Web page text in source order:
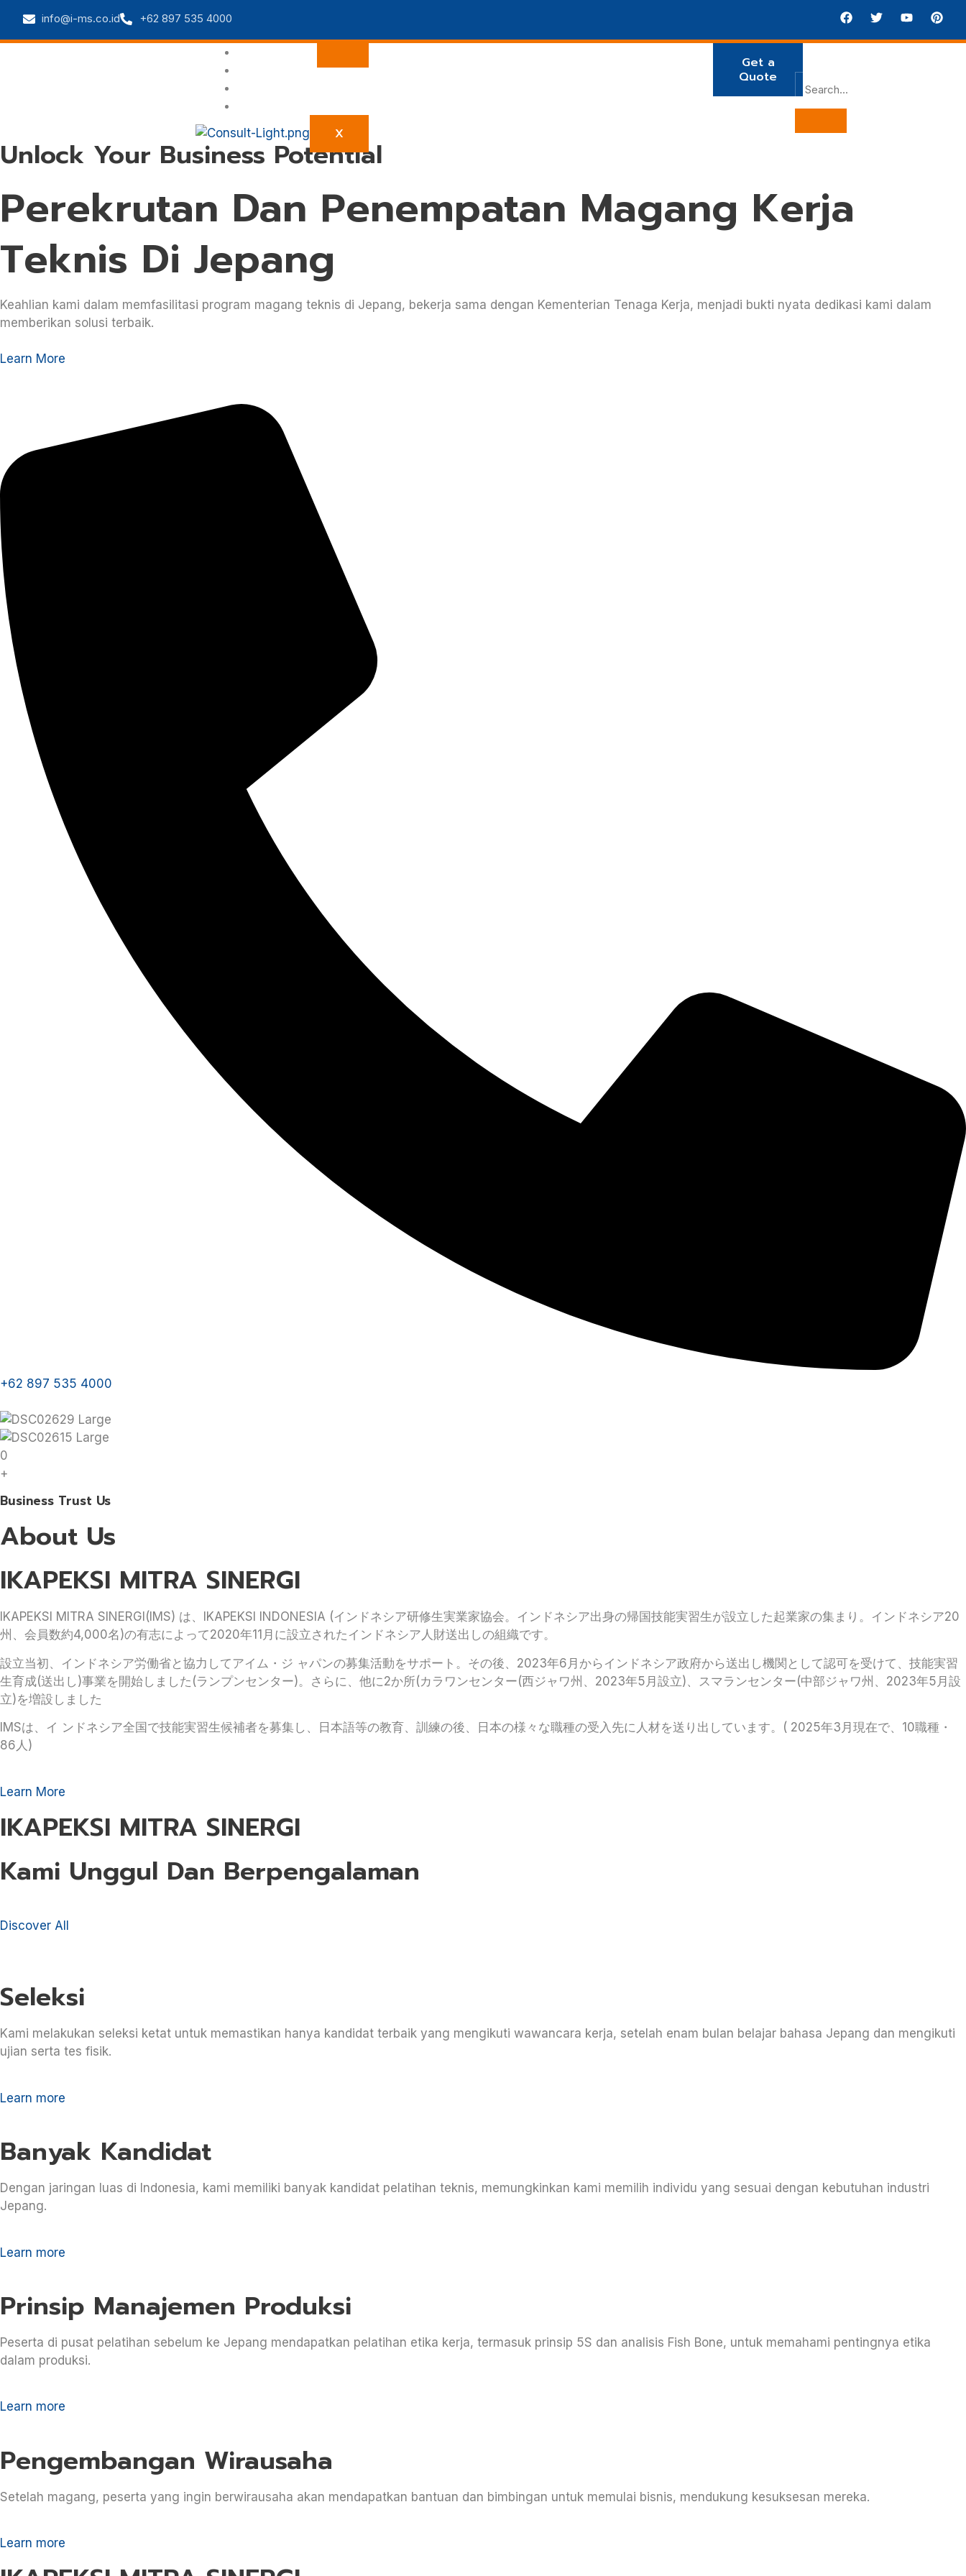
info@i-ms.co.id +62 897 535 4000
X
Get a
Quote
Unlock Your Business Potential
Perekrutan Dan Penempatan Magang Kerja
Teknis Di Jepang
Keahlian kami dalam memfasilitasi program magang teknis di Jepang, bekerja sama dengan Kementerian Tenaga Kerja, menjadi bukti nyata dedikasi kami dalam
memberikan solusi terbaik.
Learn More
+62 897 535 4000
0
+
Business Trust Us
About Us
IKAPEKSI MITRA SINERGI
IKAPEKSI MITRA SINERGI(IMS) は、IKAPEKSI INDONESIA (インドネシア研修生実業家協会。インドネシア出身の帰国技能実習生が設立した起業家の集まり。インドネシア20
州、会員数約4,000名)の有志によって2020年11月に設立されたインドネシア人財送出しの組織です。
設立当初、インドネシア労働省と協力してアイム・ジ ャパンの募集活動をサポート。その後、2023年6月からインドネシア政府から送出し機関として認可を受けて、技能実習
生育成(送出し)事業を開始しました(ランプンセンター)。さらに、他に2か所(カラワンセンター(西ジャワ州、2023年5月設立)、スマランセンター(中部ジャワ州、2023年5月設
立)を増設しました
IMSは、イ ンドネシア全国で技能実習生候補者を募集し、日本語等の教育、訓練の後、日本の様々な職種の受入先に人材を送り出しています。( 2025年3月現在で、10職種・
86人)
Learn More
IKAPEKSI MITRA SINERGI​
Kami Unggul Dan Berpengalaman
Discover All
Seleksi
Kami melakukan seleksi ketat untuk memastikan hanya kandidat terbaik yang mengikuti wawancara kerja, setelah enam bulan belajar bahasa Jepang dan mengikuti
ujian serta tes fisik.
Learn more
Banyak Kandidat
Dengan jaringan luas di Indonesia, kami memiliki banyak kandidat pelatihan teknis, memungkinkan kami memilih individu yang sesuai dengan kebutuhan industri
Jepang.
Learn more
Prinsip Manajemen Produksi
Peserta di pusat pelatihan sebelum ke Jepang mendapatkan pelatihan etika kerja, termasuk prinsip 5S dan analisis Fish Bone, untuk memahami pentingnya etika
dalam produksi.
Learn more
Pengembangan Wirausaha
Setelah magang, peserta yang ingin berwirausaha akan mendapatkan bantuan dan bimbingan untuk memulai bisnis, mendukung kesuksesan mereka.
Learn more